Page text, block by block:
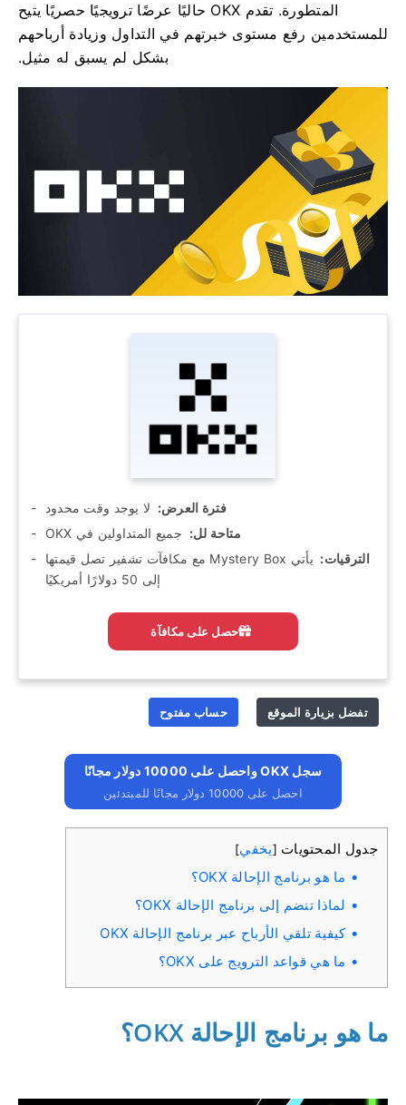
المتطورة. تقدم OKX حاليًا عرضًا ترويجيًا حصريًا يتيح
للمستخدمين رفع مستوى خبرتهم في التداول وزيادة أرباحهم
بشكل لم يسبق له مثيل.
فترة العرض: ‫ لا يوجد وقت محدود
متاحة لل: ‫ جميع المتداولين في OKX
الترقيات:
‫ يأتي Mystery Box مع مكافآت تشفير تصل قيمتها
إلى 50 دولارًا أمريكيًا
احصل على مكافآة
حساب مفتوح تفضل بزيارة الموقع
سجل OKX واحصل على 10000 دولار مجانًا
احصل على 10000 دولار مجانًا للمبتدئين
جدول المحتويات [يخفي]
ما هو برنامج الإحالة OKX؟
لماذا تنضم إلى برنامج الإحالة OKX؟
كيفية تلقي الأرباح عبر برنامج الإحالة OKX
ما هي قواعد الترويج على OKX؟
ما هو برنامج الإحالة OKX؟